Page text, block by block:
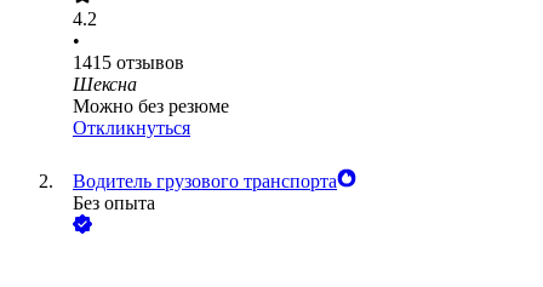
4.2
•
1415 отзывов
Шексна
Можно без резюме
Откликнуться
Водитель грузового транспорта
Без опыта